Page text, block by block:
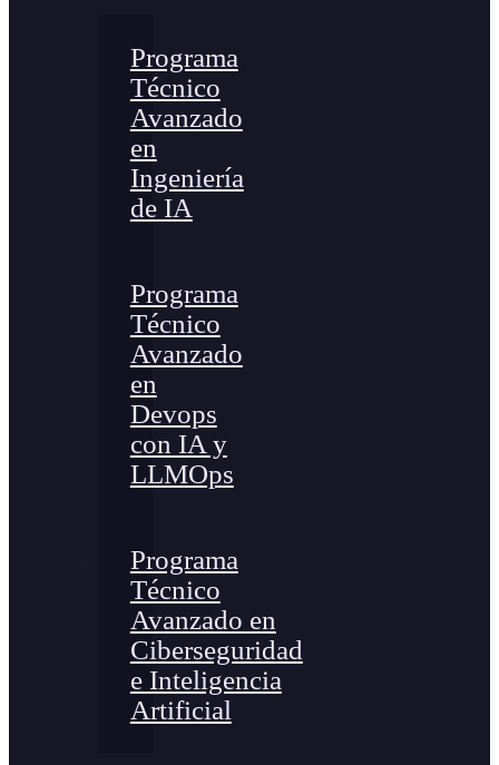
Programa
Técnico
Avanzado
en
Ingeniería
de IA
Programa
Técnico
Avanzado
en
Devops
con IA y
LLMOps
Programa
Técnico
Avanzado en
Ciberseguridad
e Inteligencia
Artificial